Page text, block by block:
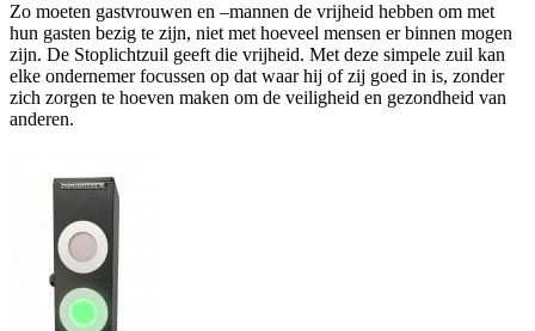
Zo moeten gastvrouwen en –mannen de vrijheid hebben om met
hun gasten bezig te zijn, niet met hoeveel mensen er binnen mogen
zijn. De Stoplichtzuil geeft die vrijheid. Met deze simpele zuil kan
elke ondernemer focussen op dat waar hij of zij goed in is, zonder
zich zorgen te hoeven maken om de veiligheid en gezondheid van
anderen.